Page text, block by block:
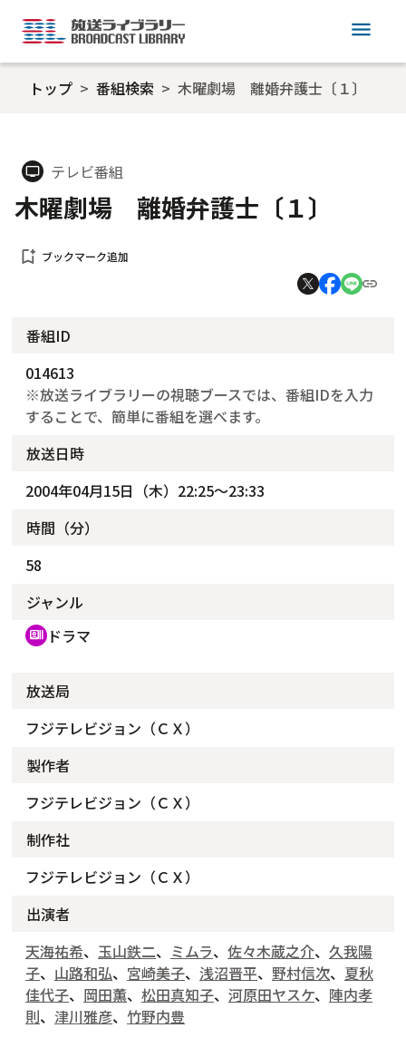
menu
トップ 番組検索 木曜劇場 離婚弁護士〔１〕
tv テレビ番組
木曜劇場 離婚弁護士〔１〕
bookmark_add ブックマーク追加
番組ID
014613
※放送ライブラリーの視聴ブースでは、番組IDを入力
することで、簡単に番組を選べます。
放送日時
2004年04月15日（木）22:25～23:33
時間（分）
58
ジャンル
recent_actors ドラマ
放送局
フジテレビジョン（ＣＸ）
製作者
フジテレビジョン（ＣＸ）
制作社
フジテレビジョン（ＣＸ）
出演者
天海祐希、 玉山鉄二、 ミムラ、 佐々木蔵之介、 久我陽
子、 山路和弘、 宮崎美子、 浅沼晋平、 野村信次、 夏秋
佳代子、 岡田薫、 松田真知子、 河原田ヤスケ、 陣内孝
則、 津川雅彦、 竹野内豊